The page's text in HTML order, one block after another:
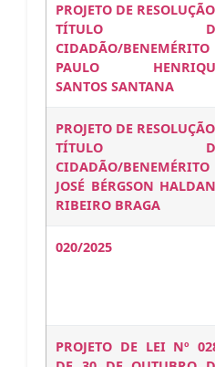
PROJETO DE
TÍTULO
CIDADÃO/
PAULO
SANTOS SANTANA
PROJETO DE
TÍTULO
CIDADÃO/
JOSÉ BÉRGSON
RIBEIRO BRAGA
020/2025
PROJETO DE LEI Nº